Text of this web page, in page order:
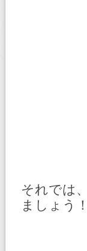
それでは
ましょう！